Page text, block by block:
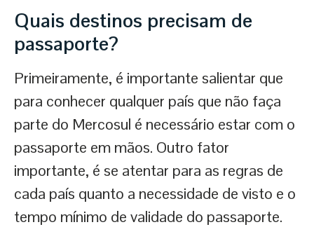
Quais destinos precisam de
passaporte?
Primeiramente, é importante salientar que
para conhecer qualquer país que não faça
parte do Mercosul é necessário estar com o
passaporte em mãos. Outro fator
importante, é se atentar para as regras de
cada país quanto a necessidade de visto e o
tempo mínimo de validade do passaporte.